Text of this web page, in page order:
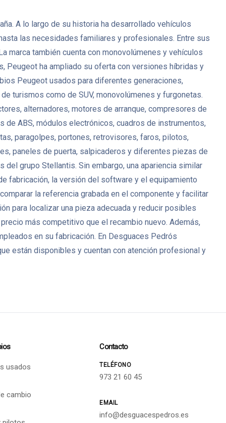
A lo largo de su historia ha desarrollado vehículos
las necesidades familiares y profesionales. Entre sus
marca también cuenta con monovolúmenes y vehículos
Peugeot ha ampliado su oferta con versiones híbridas y
Peugeot usados para diferentes generaciones,
turismos como de SUV, monovolúmenes y furgonetas.
alternadores, motores de arranque, compresores de
de ABS, módulos electrónicos, cuadros de instrumentos,
paragolpes, portones, retrovisores, faros, pilotos,
paneles de puerta, salpicaderos y diferentes piezas de
grupo Stellantis. Sin embargo, una apariencia similar
fabricación, la versión del software y el equipamiento
la referencia grabada en el componente y facilitar
para localizar una pieza adecuada y reducir posibles
más competitivo que el recambio nuevo. Además,
en su fabricación. En Desguaces Pedrós
están disponibles y cuentan con atención profesional y
usados
cambio
Contacto
TELÉFONO
973 21 60 45
EMAIL
info@desguacespedros.es